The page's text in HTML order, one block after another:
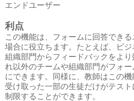
エンドユーザー
利点
この機能は、フォームに回答でき
場合に役立ちます。たとえば、ビ
組織部門からフィードバックをよ
れ以外のチームや組織部門がフォ
にできます。同様に、教師はこの
受け取った一部の生徒だけがテス
制限することができます。